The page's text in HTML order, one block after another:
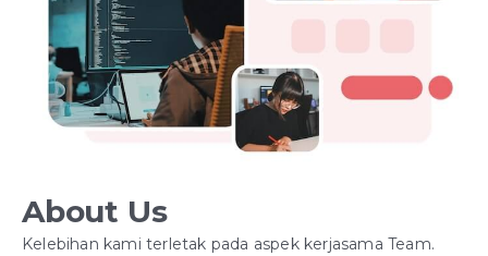
About Us
Kelebihan kami terletak pada aspek kerjasama Team.